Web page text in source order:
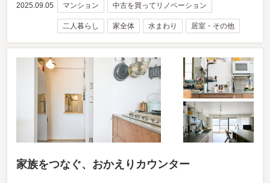
2025.09.05 マンション 中古を買ってリノベーション
二人暮らし 家全体 水まわり 居室・その他
家族をつなぐ、おかえりカウンター